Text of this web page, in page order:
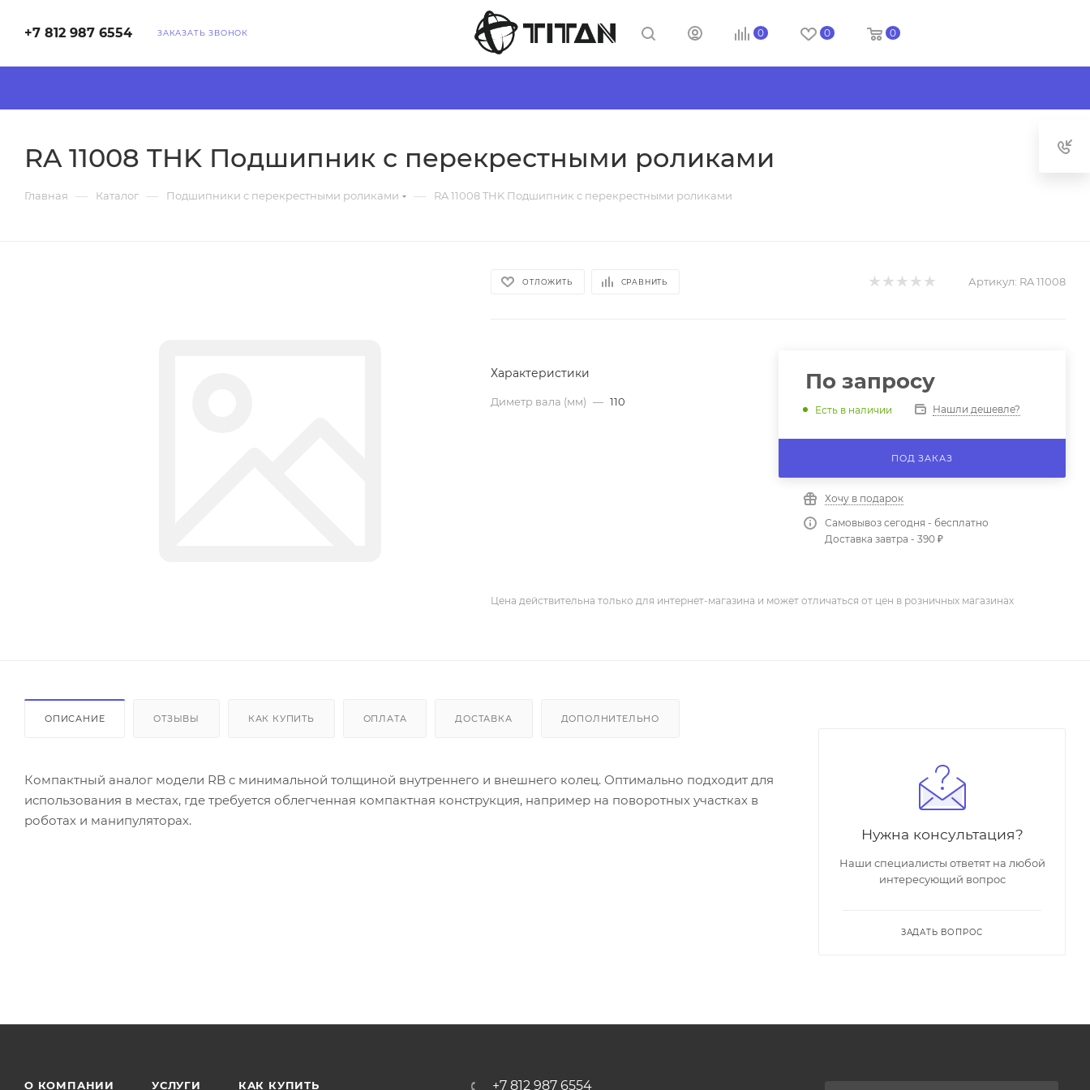
+7 812 987 6554 ЗАКАЗАТЬ ЗВОНОК 0 0 0
RA 11008 THK Подшипник с перекрестными роликами
Главная — Каталог — Подшипники с перекрестными роликами — RA 11008 THK Подшипник с перекрестными роликами
ОТЛОЖИТЬ СРАВНИТЬ Артикул: RA 11008
Характеристики
Диметр вала (мм) — 110
По запросу
Есть в наличии Нашли дешевле?
ПОД ЗАКАЗ
Хочу в подарок
Самовывоз сегодня - бесплатно
Доставка завтра - 390 ₽
Цена действительна только для интернет-магазина и может отличаться от цен в розничных магазинах
ОПИСАНИЕ ОТЗЫВЫ КАК КУПИТЬ ОПЛАТА ДОСТАВКА ДОПОЛНИТЕЛЬНО
Компактный аналог модели RB с минимальной толщиной внутреннего и внешнего колец. Оптимально подходит для
использования в местах, где требуется облегченная компактная конструкция, например на поворотных участках в
роботах и манипуляторах.
Нужна консультация?
Наши специалисты ответят на любой
интересующий вопрос
ЗАДАТЬ ВОПРОС
О КОМПАНИИ УСЛУГИ КАК КУПИТЬ +7 812 987 6554